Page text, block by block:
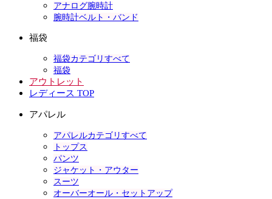
アナログ腕時計
腕時計ベルト・バンド
福袋
福袋カテゴリすべて
福袋
アウトレット
レディース TOP
アパレル
アパレルカテゴリすべて
トップス
パンツ
ジャケット・アウター
スーツ
オーバーオール・セットアップ